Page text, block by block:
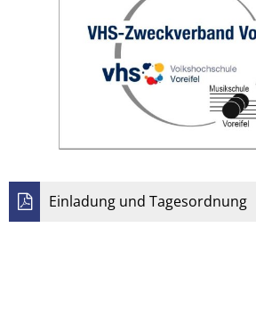
Einladung und Tagesordnung